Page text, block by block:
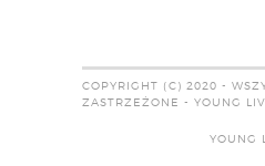
COPYRIGHT (C) 2020 -
ZASTRZEŻONE - YOUNG
YOUNG